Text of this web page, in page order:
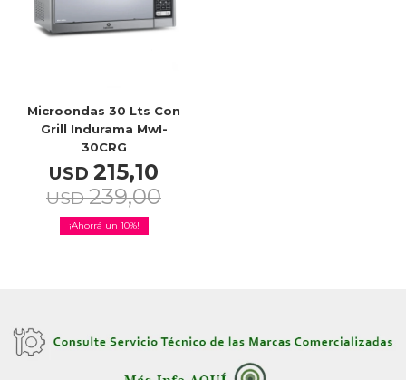
Microondas 30 Lts Con
Grill Indurama MwI-
30CRG
USD 215,10
USD 239,00
10
Mis pedidos
Local